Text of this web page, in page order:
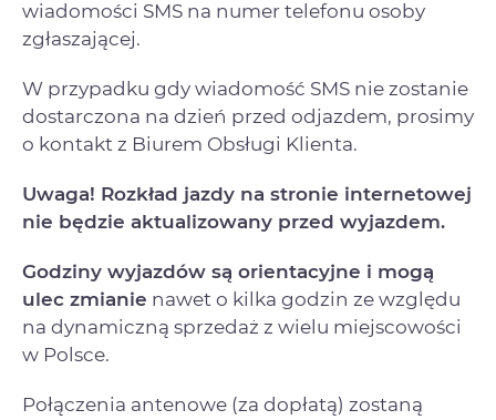
wiadomości SMS na numer telefonu osoby
zgłaszającej.
W przypadku gdy wiadomość SMS nie zostanie
dostarczona na dzień przed odjazdem, prosimy
o kontakt z Biurem Obsługi Klienta.
Uwaga! Rozkład jazdy na stronie internetowej
nie będzie aktualizowany przed wyjazdem.
Godziny wyjazdów są orientacyjne i mogą
ulec zmianie nawet o kilka godzin ze względu
na dynamiczną sprzedaż z wielu miejscowości
w Polsce.
Połączenia antenowe (za dopłatą) zostaną